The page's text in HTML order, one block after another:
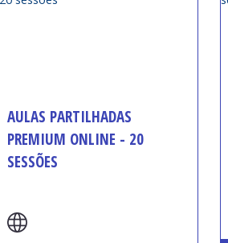
AULAS PARTILHADAS
PREMIUM ONLINE - 20
SESSÕES